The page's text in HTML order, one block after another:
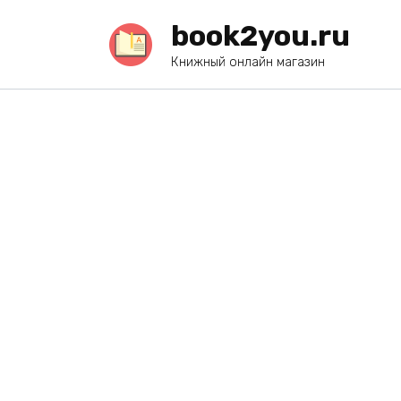
book2you.ru
Книжный онлайн магазин